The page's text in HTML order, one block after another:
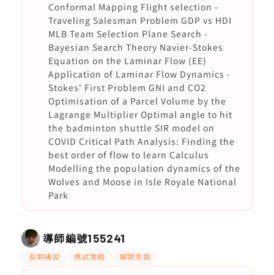
Conformal Mapping Flight selection -
Traveling Salesman Problem GDP vs HDI
MLB Team Selection Plane Search -
Bayesian Search Theory Navier-Stokes
Equation on the Laminar Flow (EE)
Application of Laminar Flow Dynamics -
Stokes' First Problem GNI and CO2
Optimisation of a Parcel Volume by the
Lagrange Multiplier Optimal angle to hit
the badminton shuttle SIR model on
COVID Critical Path Analysis: Finding the
best order of flow to learn Calculus
Modelling the population dynamics of the
Wolves and Moose in Isle Royale National
Park
導師編號155241
長期補習 應試策略 解題思路